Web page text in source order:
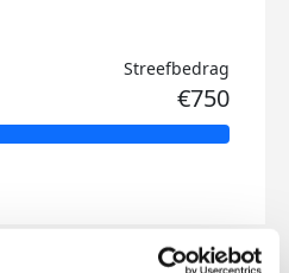
Streefbedrag
€750